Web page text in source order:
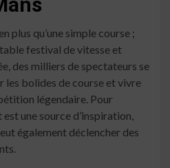
plus qu’une simple course ;
festival de vitesse et
des milliers de spectateurs se
les bolides de course et vivre
légendaire. Pour
une source d’inspiration,
également déclencher des